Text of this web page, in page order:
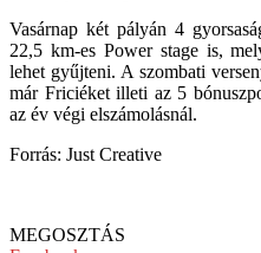
Vasárnap két pályán 4
22,5 km-es Power stage is,
lehet gyűjteni. A szombati
már Friciéket illeti az 5
az év végi elszámolásnál.
Forrás: Just Creative
MEGOSZTÁS